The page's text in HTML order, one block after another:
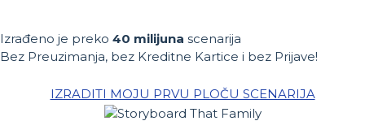
Izrađeno je preko 40 milijuna scenarija
Bez Preuzimanja, bez Kreditne Kartice i bez Prijave!
IZRADITI MOJU PRVU PLOČU SCENARIJA